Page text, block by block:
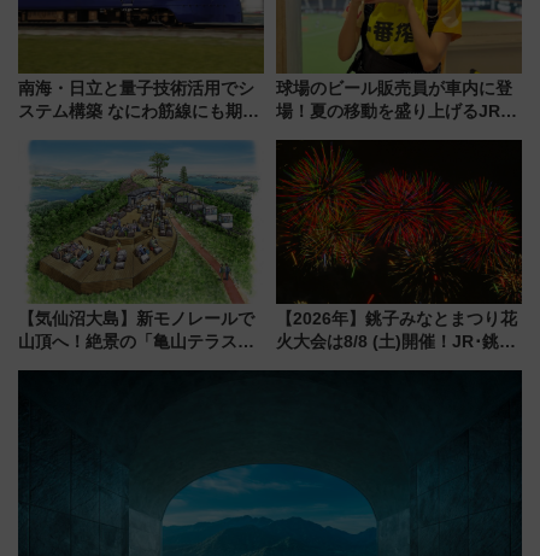
南海・日立と量子技術活用でシ
ステム構築 なにわ筋線にも期待
球場のビール販売員が車内に登
場！夏の移動を盛り上げるJR九
月7日限定 ソフトバンクホーク
スとコラボ
【気仙沼大島】新モノレールで
山頂へ！絶景の「亀山テラス
【2026年】銚子みなとまつり花
火大会は8/8 (土)開催！JR･銚子